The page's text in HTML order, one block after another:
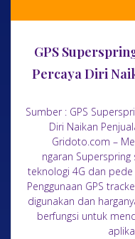
GPS
Percaya Diri
Sumber : GPS
Diri Naikan
Gridoto.com –
ngaran
teknologi 4G dan
Penggunaan GPS
digunakan dan
berfungsi untuk